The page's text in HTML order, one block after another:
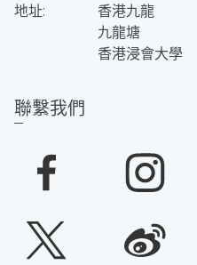
地址:
香港九龍
九龍塘
香港浸會大學
聯繫我們